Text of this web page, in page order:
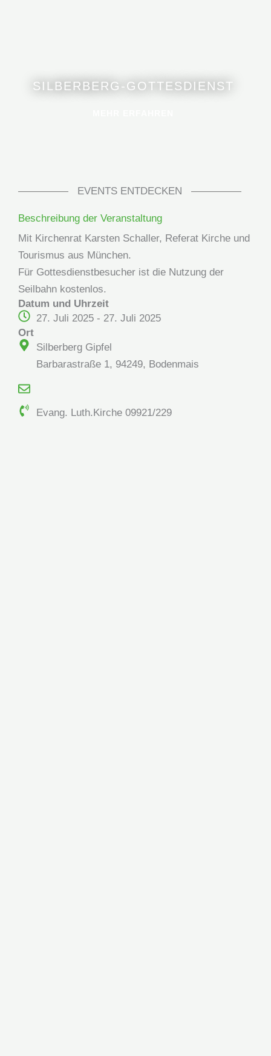
SILBERBERG-GOTTESDIENST
EVENTS ENTDECKEN
Beschreibung der Veranstaltung
Mit Kirchenrat Karsten Schaller, Referat Kirche und
Tourismus aus München.
Für Gottesdienstbesucher ist die Nutzung der
Seilbahn kostenlos.
Datum und Uhrzeit
27. Juli 2025 - 27. Juli 2025
Ort
Silberberg Gipfel
Barbarastraße 1, 94249, Bodenmais
Evang. Luth.Kirche 09921/229